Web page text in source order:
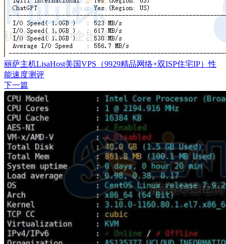
丽萨主机LisaHost美国VPS（9929精品网络+双ISP住宅IP）性
能速度测评
下一篇